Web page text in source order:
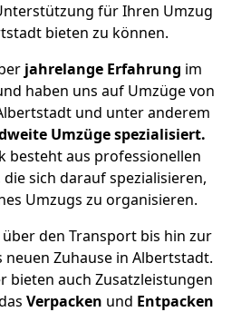
für Ihren Umzug
bieten zu können.
jahrelange Erfahrung im
haben uns auf Umzüge von
und unter anderem
Umzüge spezialisiert.
besteht aus professionellen
sich darauf spezialisieren,
Umzugs zu organisieren.
den Transport bis hin zur
Zuhause in Albertstadt.
bieten auch Zusatzleistungen
Verpacken und Entpacken